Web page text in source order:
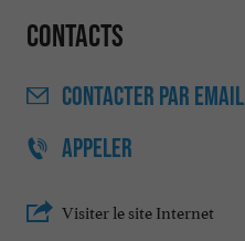
Contacts
CONTACTER PAR EMAIL
APPELER
Visiter le site Internet